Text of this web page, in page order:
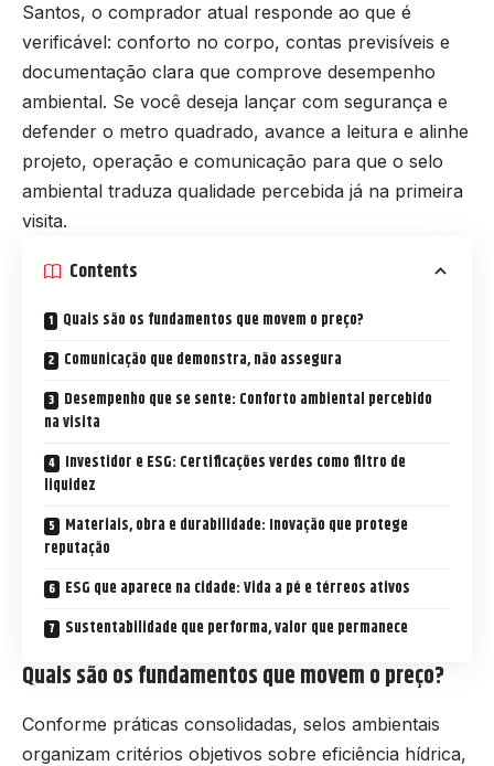
Santos, o comprador atual responde ao que é
verificável: conforto no corpo, contas previsíveis e
documentação clara que comprove desempenho
ambiental. Se você deseja lançar com segurança e
defender o metro quadrado, avance a leitura e alinhe
projeto, operação e comunicação para que o selo
ambiental traduza qualidade percebida já na primeira
visita.
Contents
Quais são os fundamentos que movem o preço?
Comunicação que demonstra, não assegura
Desempenho que se sente: Conforto ambiental percebido
na visita
Investidor e ESG: Certificações verdes como filtro de
liquidez
Materiais, obra e durabilidade: Inovação que protege
reputação
ESG que aparece na cidade: Vida a pé e térreos ativos
Sustentabilidade que performa, valor que permanece
Quais são os fundamentos que movem o preço?
Conforme práticas consolidadas, selos ambientais
organizam critérios objetivos sobre eficiência hídrica,